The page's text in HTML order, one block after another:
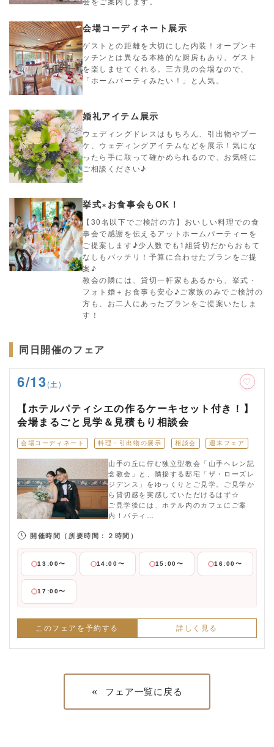
会場コーディネート展示
ゲストとの距離を大切にした内装！オープンキ
ッチンとは異なる本格的な厨房もあり、ゲスト
を楽しませてくれる。三方見の会場なので、
「ホームパーティみたい！」と人気。
婚礼アイテム展示
ウェディングドレスはもちろん、引出物やブー
ケ、ウェディングアイテムなどを展示！気にな
ったら手に取って確かめられるので、お気軽に
ご相談ください♪
挙式×お食事会もOK！
【30名以下でご検討の方】おいしい料理での食
事会で感謝を伝えるアットホームパーティーを
ご提案します♪少人数でも1組貸切だからおもて
なしもバッチリ！予算に合わせたプランをご提
案♪
教会の隣には、貸切一軒家もあるから、挙式・
フォト婚＋お食事も安心♪ご家族のみでご検討の
方も、お二人にあったプランをご提案いたしま
す！
同日開催のフェア
6/13(土)
【ホテルパティシエの作るケーキセット付き！】
会場まるごと見学＆見積もり相談会
会場コーディネート 料理・引出物の展示 相談会 週末フェア
山手の丘に佇む独立型教会「山手ヘレン記
念教会」と、隣接する邸宅「ザ・ローズレ
ジデンス」をゆっくりとご見学。ご見学か
ら貸切感を実感していただけるはず☆
ご見学後には、ホテル内のカフェにご案
内！パティ…
開催時間 （所要時間：２時間）
13:00〜 14:00〜 15:00〜 16:00〜
17:00〜
このフェアを予約する 詳しく見る
« フェア一覧に戻る